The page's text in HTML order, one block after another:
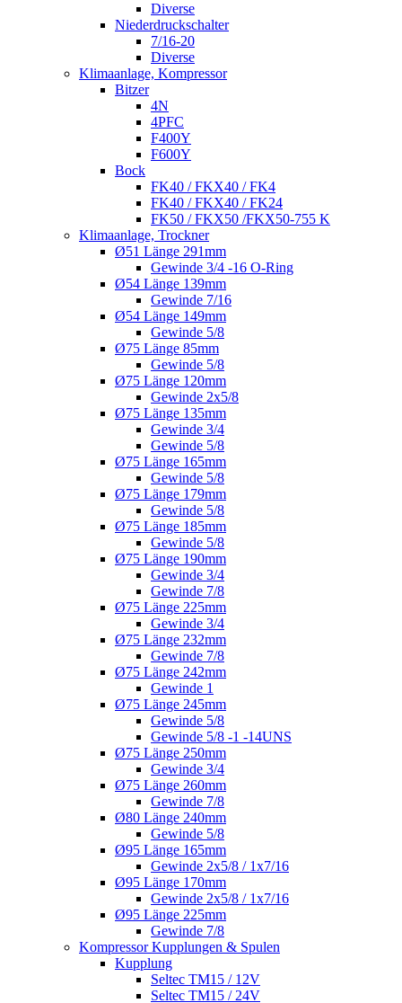
Diverse
Niederdruckschalter
7/16-20
Diverse
Klimaanlage, Kompressor
Bitzer
4N
4PFC
F400Y
F600Y
Bock
FK40 / FKX40 / FK4
FK40 / FKX40 / FK24
FK50 / FKX50 /FKX50-755 K
Klimaanlage, Trockner
Ø51 Länge 291mm
Gewinde 3/4 -16 O-Ring
Ø54 Länge 139mm
Gewinde 7/16
Ø54 Länge 149mm
Gewinde 5/8
Ø75 Länge 85mm
Gewinde 5/8
Ø75 Länge 120mm
Gewinde 2x5/8
Ø75 Länge 135mm
Gewinde 3/4
Gewinde 5/8
Ø75 Länge 165mm
Gewinde 5/8
Ø75 Länge 179mm
Gewinde 5/8
Ø75 Länge 185mm
Gewinde 5/8
Ø75 Länge 190mm
Gewinde 3/4
Gewinde 7/8
Ø75 Länge 225mm
Gewinde 3/4
Ø75 Länge 232mm
Gewinde 7/8
Ø75 Länge 242mm
Gewinde 1
Ø75 Länge 245mm
Gewinde 5/8
Gewinde 5/8 -1 -14UNS
Ø75 Länge 250mm
Gewinde 3/4
Ø75 Länge 260mm
Gewinde 7/8
Ø80 Länge 240mm
Gewinde 5/8
Ø95 Länge 165mm
Gewinde 2x5/8 / 1x7/16
Ø95 Länge 170mm
Gewinde 2x5/8 / 1x7/16
Ø95 Länge 225mm
Gewinde 7/8
Kompressor Kupplungen & Spulen
Kupplung
Seltec TM15 / 12V
Seltec TM15 / 24V